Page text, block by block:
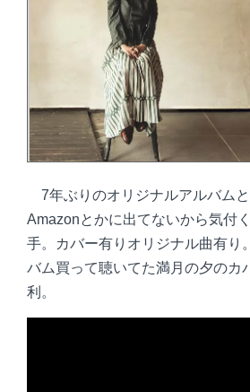
7年ぶりのオリジナルアルバムと
Amazonとかに出てないから気付
手。カバー有りオリジナル曲有り
バム買って聴いてた満月の夕のカ
利。